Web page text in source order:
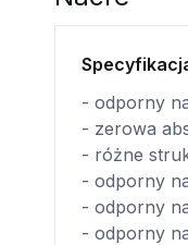
- odporny
- zerowa
- różne
- odporny
- odporny
- odporny